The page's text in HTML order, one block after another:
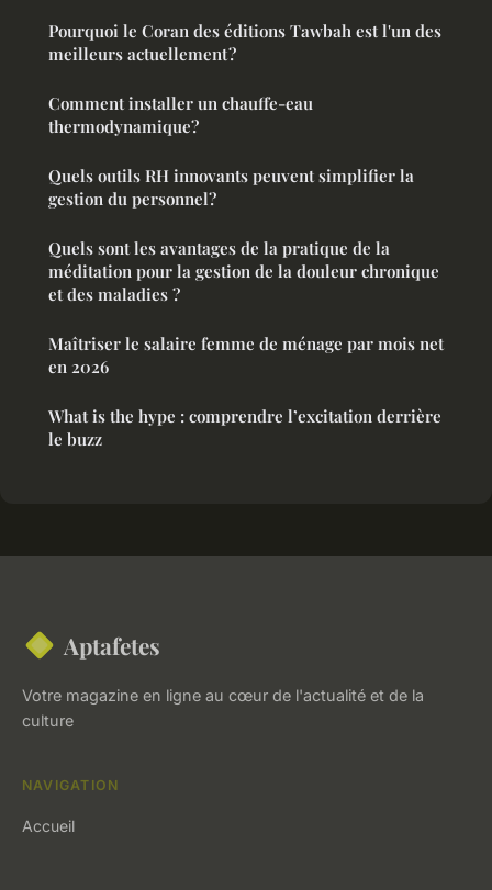
Pourquoi le Coran des éditions Tawbah est l'un des
meilleurs actuellement ?
Comment installer un chauffe-eau
thermodynamique?
Quels outils RH innovants peuvent simplifier la
gestion du personnel?
Quels sont les avantages de la pratique de la
méditation pour la gestion de la douleur chronique
et des maladies ?
Maîtriser le salaire femme de ménage par mois net
en 2026
What is the hype : comprendre l’excitation derrière
le buzz
Aptafetes
Votre magazine en ligne au cœur de l'actualité et de la
culture
NAVIGATION
Accueil